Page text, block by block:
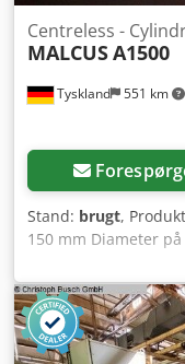
Tyskland 551 km
Centreless -
MALCUSA1500
Stand: brugt,
150 mm Diameter